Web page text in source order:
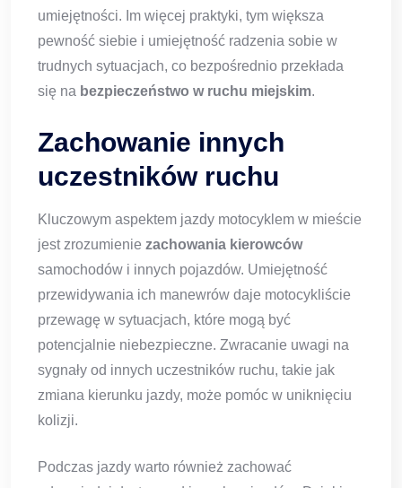
umiejętności. Im więcej praktyki, tym większa
pewność siebie i umiejętność radzenia sobie w
trudnych sytuacjach, co bezpośrednio przekłada
się na bezpieczeństwo w ruchu miejskim.
Zachowanie innych
uczestników ruchu
Kluczowym aspektem jazdy motocyklem w mieście
jest zrozumienie zachowania kierowców
samochodów i innych pojazdów. Umiejętność
przewidywania ich manewrów daje motocykliście
przewagę w sytuacjach, które mogą być
potencjalnie niebezpieczne. Zwracanie uwagi na
sygnały od innych uczestników ruchu, takie jak
zmiana kierunku jazdy, może pomóc w uniknięciu
kolizji.
Podczas jazdy warto również zachować